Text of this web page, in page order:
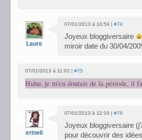
Laure
07/01/2013 à 10:54 | #74
Joyeux bloggiversaire
miroir date du 30/04/
07/01/2013 à 11:02 | #75
Huhu, je m'en doutais de la période, il
erine6
07/01/2013 à 12:10 | #76
Joyeux bloggiversaire
pour découvrir des